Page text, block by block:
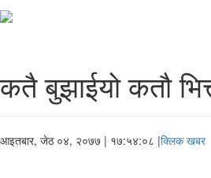
कतै बुझाईयो कतौ
आइतबार, जेठ ०४, २०७७ | १७:५४:०८ |क्लिक खबर